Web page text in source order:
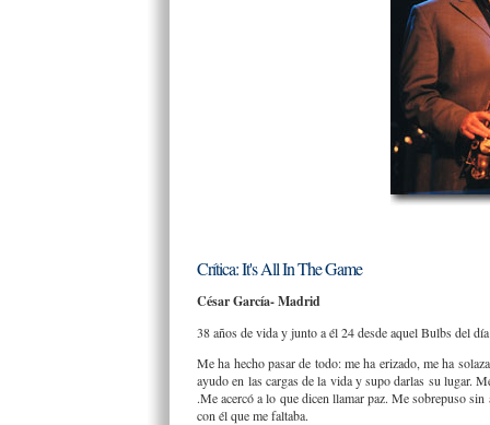
Crítica: It's All In The Game
César García- Madrid
38 años de vida y junto a él 24 desde aquel Bulbs del
Me ha hecho pasar de todo: me ha erizado, me ha
ayudo en las cargas de la vida y supo darlas su lugar.
.Me acercó a lo que dicen llamar paz. Me sobrepuso
con él que me faltaba.